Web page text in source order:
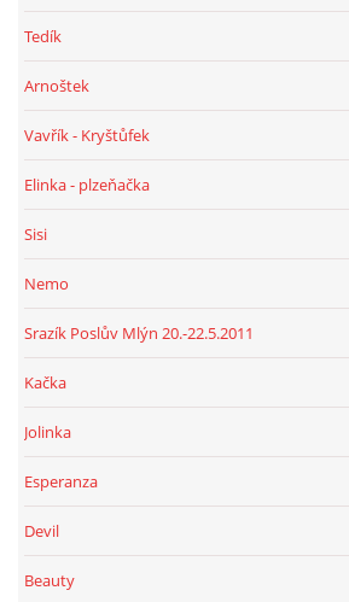
Tedík
Arnoštek
Vavřík - Kryštůfek
Elinka - plzeňačka
Sisi
Nemo
Srazík Poslův Mlýn 20.-22.5.2011
Kačka
Jolinka
Esperanza
Devil
Beauty